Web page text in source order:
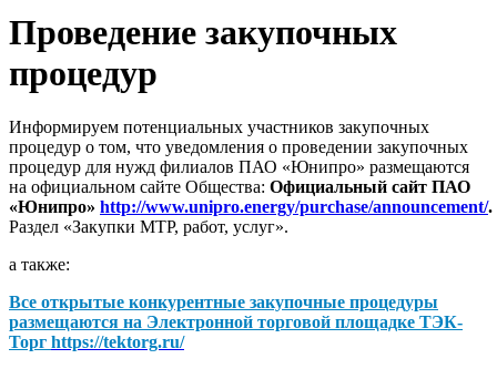
Проведение закупочных
процедур
Информируем потенциальных участников закупочных
процедур о том, что уведомления о проведении закупочных
процедур для нужд филиалов ПАО «Юнипро» размещаются
на официальном сайте Общества: Официальный сайт ПАО
«Юнипро» http://www.unipro.energy/purchase/announcement/.
Раздел «Закупки МТР, работ, услуг».
а также:
Все открытые конкурентные закупочные процедуры
размещаются на Электронной торговой площадке ТЭК-
Торг https://tektorg.ru/